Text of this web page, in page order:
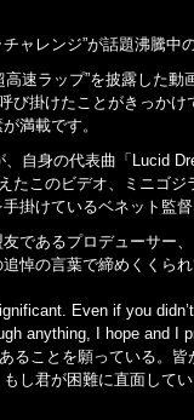
レンジ”が話題沸騰中
速ラップ”を披露した
掛けたことがきっか
満載です。
自身の代表曲「Lucid
このビデオ、ミニゴ
けているベネット監
あるプロデューサー
悼の言葉で締めくくら
Even if you
anything, I hope and
ことを願っている。
し君が困難に直面し